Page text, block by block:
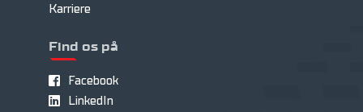
Karriere
Find os på
Facebook
LinkedIn